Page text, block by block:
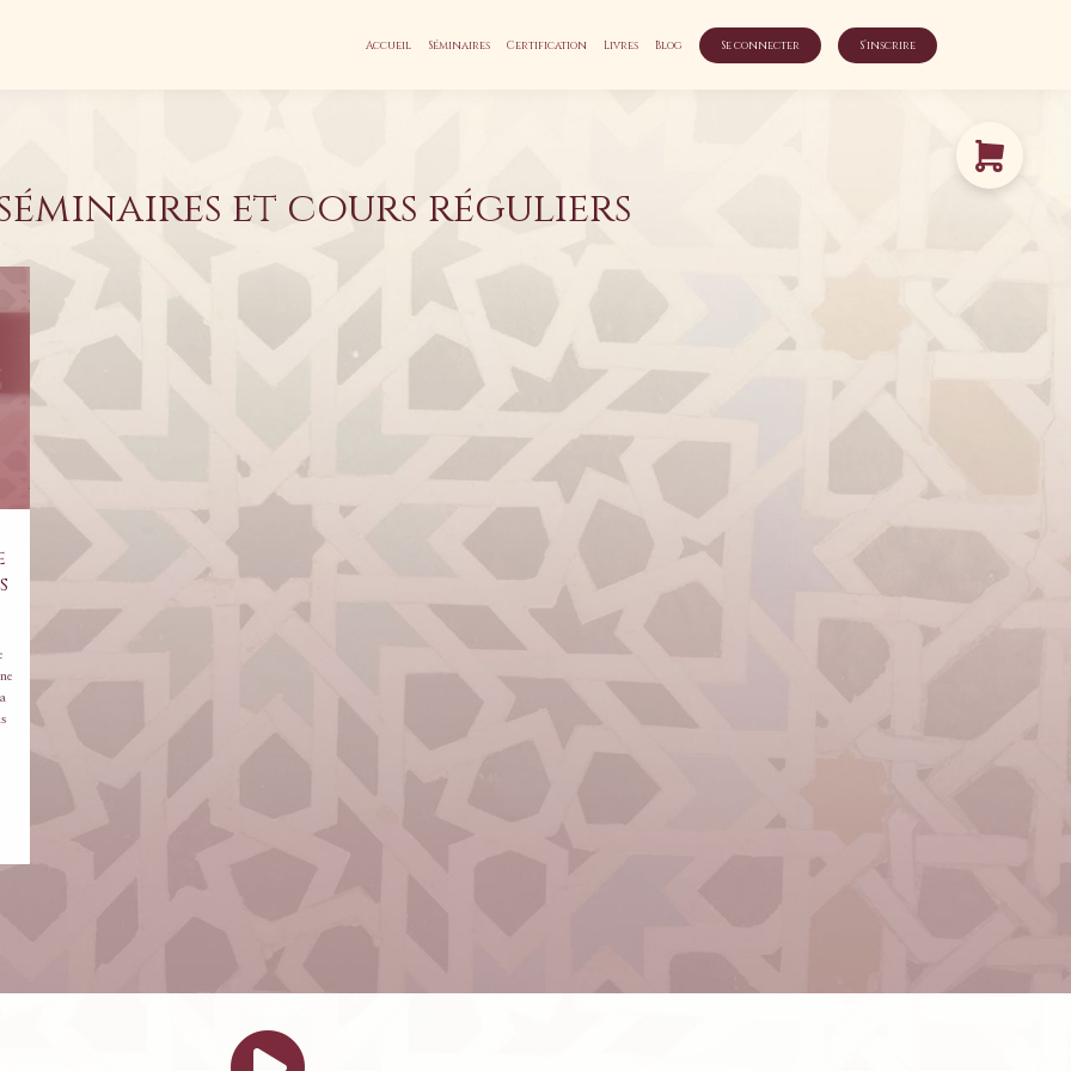
Accueil Séminaires Certification Livres Blog Se connecter S’inscrire
et cours réguliers